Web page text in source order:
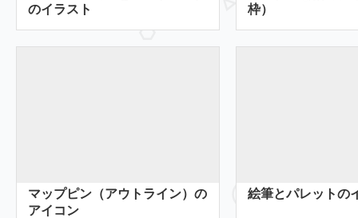
のイラスト
枠）
マップピン（アウトライン）の
アイコン
絵筆とパレットの